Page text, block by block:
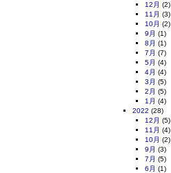
12月 (2)
11月 (3)
10月 (2)
9月 (1)
8月 (1)
7月 (7)
5月 (4)
4月 (4)
3月 (5)
2月 (5)
1月 (4)
2022 (28)
12月 (5)
11月 (4)
10月 (2)
9月 (3)
7月 (5)
6月 (1)